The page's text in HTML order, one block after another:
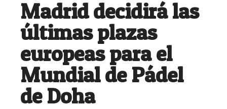
Madrid decidirá las
últimas plazas
europeas para el
Mundial de Pádel
de Doha